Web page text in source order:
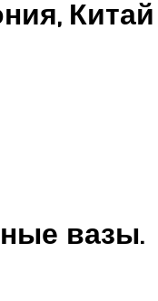
Китай
вазы.